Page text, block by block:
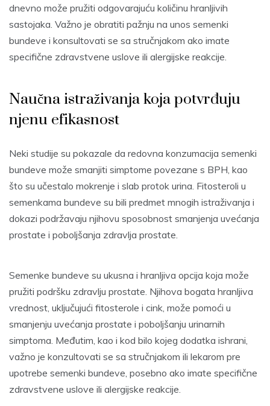
dnevno može pružiti odgovarajuću količinu hranljivih
sastojaka. Važno je obratiti pažnju na unos semenki
bundeve i konsultovati se sa stručnjakom ako imate
specifične zdravstvene uslove ili alergijske reakcije.
Naučna istraživanja koja potvrđuju
njenu efikasnost
Neki studije su pokazale da redovna konzumacija semenki
bundeve može smanjiti simptome povezane s BPH, kao
što su učestalo mokrenje i slab protok urina. Fitosteroli u
semenkama bundeve su bili predmet mnogih istraživanja i
dokazi podržavaju njihovu sposobnost smanjenja uvećanja
prostate i poboljšanja zdravlja prostate.
Semenke bundeve su ukusna i hranljiva opcija koja može
pružiti podršku zdravlju prostate. Njihova bogata hranljiva
vrednost, uključujući fitosterole i cink, može pomoći u
smanjenju uvećanja prostate i poboljšanju urinarnih
simptoma. Međutim, kao i kod bilo kojeg dodatka ishrani,
važno je konzultovati se sa stručnjakom ili lekarom pre
upotrebe semenki bundeve, posebno ako imate specifične
zdravstvene uslove ili alergijske reakcije.